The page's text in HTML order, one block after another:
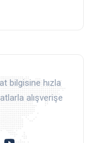
bilgisine hızla
alışverişe